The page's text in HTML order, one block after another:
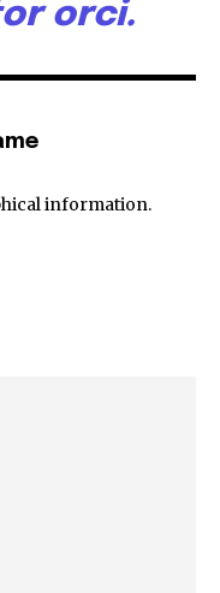
orci.
information.